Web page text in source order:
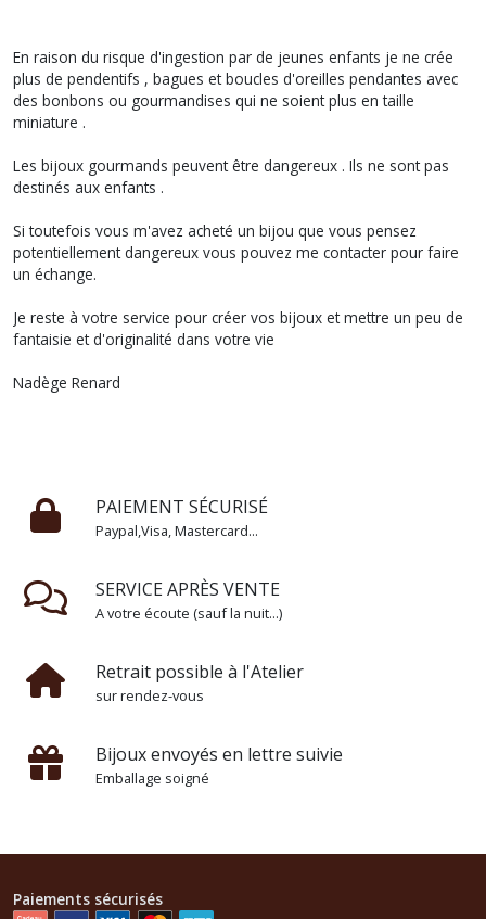
En raison du risque d'ingestion par de jeunes enfants je ne crée
plus de pendentifs , bagues et boucles d'oreilles pendantes avec
des bonbons ou gourmandises qui ne soient plus en taille
miniature .
Les bijoux gourmands peuvent être dangereux . Ils ne sont pas
destinés aux enfants .
Si toutefois vous m'avez acheté un bijou que vous pensez
potentiellement dangereux vous pouvez me contacter pour faire
un échange.
Je reste à votre service pour créer vos bijoux et mettre un peu de
fantaisie et d'originalité dans votre vie
Nadège Renard
PAIEMENT SÉCURISÉ
Paypal,Visa, Mastercard...
SERVICE APRÈS VENTE
A votre écoute (sauf la nuit...)
Retrait possible à l'Atelier
sur rendez-vous
Bijoux envoyés en lettre suivie
Emballage soigné
Paiements sécurisés